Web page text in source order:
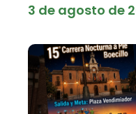
3 de agosto de